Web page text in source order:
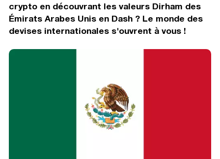
crypto en découvrant les valeurs Dirham des
Émirats Arabes Unis en Dash ? Le monde des
devises internationales s'ouvrent à vous !